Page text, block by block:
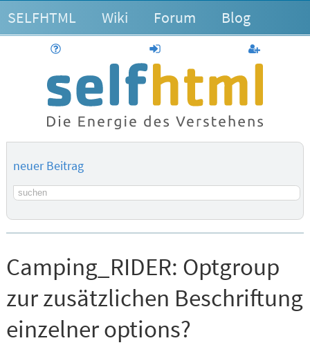
SELFHTML Wiki Forum Blog
anmelden
neuer Beitrag
Suchbegriff
Camping_RIDER: Optgroup
zur zusätzlichen Beschriftung
einzelner options?